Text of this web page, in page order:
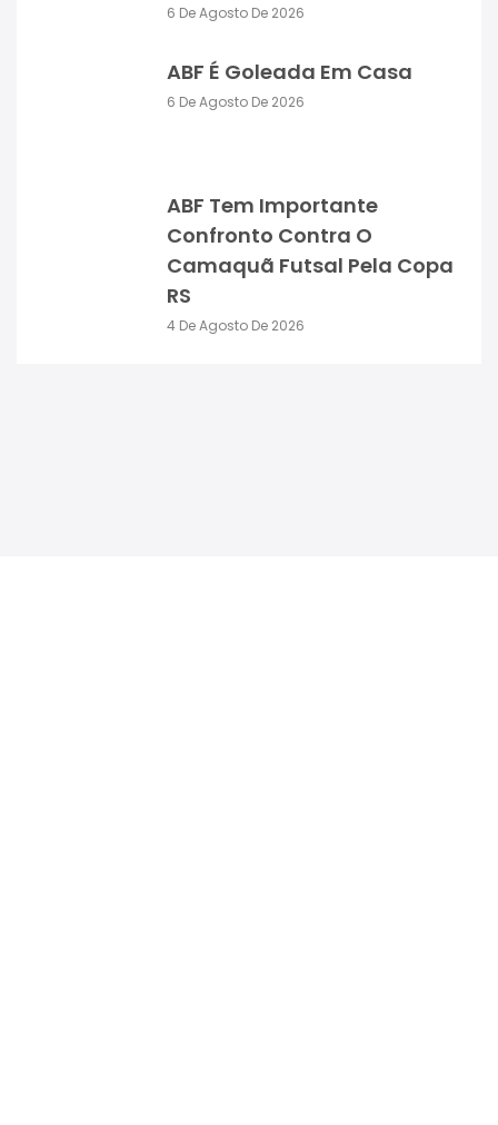
6 De Agosto De 2026
ABF É Goleada Em Casa
6 De Agosto De 2026
ABF Tem Importante
Confronto Contra O
Camaquã Futsal Pela Copa
RS
4 De Agosto De 2026